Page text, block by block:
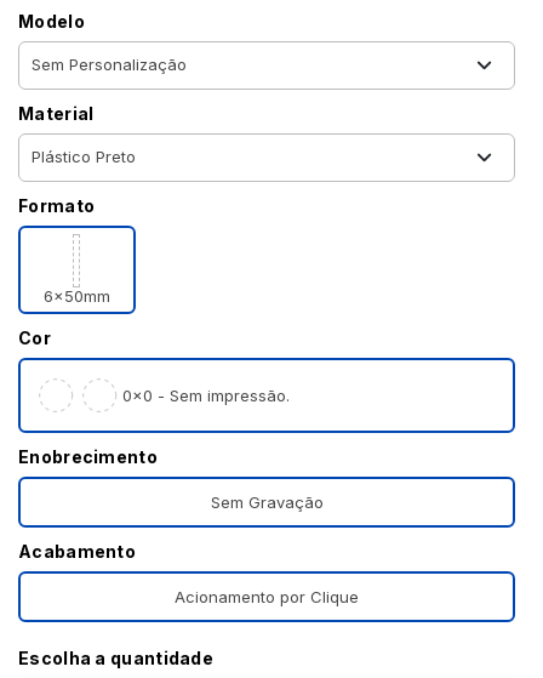
Modelo
Material
Formato
6x50mm
Cor
0×0 - Sem impressão.
Enobrecimento
Sem Gravação
Acabamento
Acionamento por Clique
Escolha a quantidade